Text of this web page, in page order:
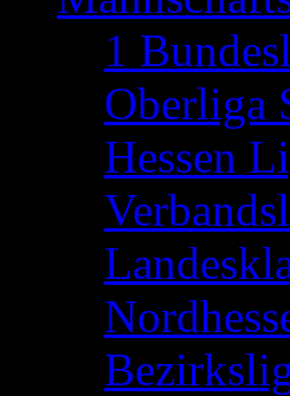
1
Oberliga
Hessen